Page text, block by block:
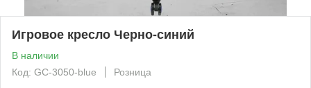
Игровое кресло Черно-синий
В наличии
Код: GC-3050-blue
Розница